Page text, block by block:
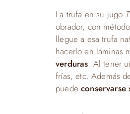
La trufa en su jugo
obrador, con
llegue a esa trufa
hacerlo en láminas
verduras. Al tener
frías, etc. Además
puede